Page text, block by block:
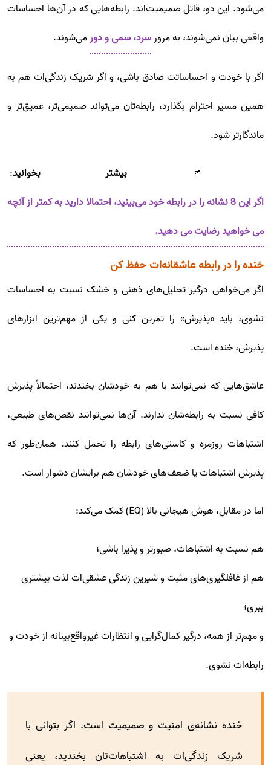
می‌شود. این دو، قاتل صمیمیت‌اند. رابطه‌هایی که در آن‌ها احساسات
واقعی بیان نمی‌شوند، به مرورسرد، سمی و دورمی‌شوند.
اگر با خودت و احساساتت صادق باشی، و اگر شریک زندگی‌ات هم به
همین مسیر احترام بگذارد، رابطه‌تان می‌تواند صمیمی‌تر، عمیق‌تر و
ماندگارتر شود.
📌 بیشتر بخوانید:
اگر این 8 نشانه را در رابطه خود می‌بینید، احتمالا دارید به کمتر از آنچه
می خواهید رضایت می دهید.
خنده را در رابطه‌ عاشقانه‌ات حفظ کن
اگر می‌خواهی درگیر تحلیل‌های ذهنی و خشک نسبت به احساسات
نشوی، باید «پذیرش» را تمرین کنی و یکی از مهم‌ترین ابزارهای
پذیرش، خنده است.
عاشق‌هایی که نمی‌توانند با هم به خودشان بخندند، احتمالاً پذیرش
کافی نسبت به رابطه‌شان ندارند. آن‌ها نمی‌توانند نقص‌های طبیعی،
اشتباهات روزمره و کاستی‌های رابطه را تحمل کنند. همان‌طور که
پذیرش اشتباهات یا ضعف‌های خودشان هم برایشان دشوار است.
اما در مقابل، هوش هیجانی بالا (EQ) کمک می‌کند:
هم نسبت به اشتباهات، صبورتر و پذیرا باشی؛
هم از غافلگیری‌های مثبت و شیرین زندگی عشقی‌ات لذت بیشتری
ببری؛
و مهم‌تر از همه، درگیر کمال‌گرایی و انتظارات غیرواقع‌بینانه از خودت و
رابطه‌ات نشوی.
خنده نشانه‌ی امنیت و صمیمیت است. اگر بتوانی با
شریک زندگی‌ات به اشتباهات‌تان بخندید، یعنی